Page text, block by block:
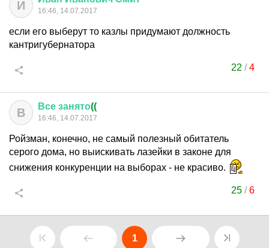
И 16:46, 14.07.2017
если его выберут то казлы придумают должность
кантригубернатора
22 /4
В Все занято((
16:46, 14.07.2017
Ройзман, конечно, не самый полезный обитатель
серого дома, но выискивать лазейки в законе для
снижения конкуренции на выборах - не красиво.
25 /6
1